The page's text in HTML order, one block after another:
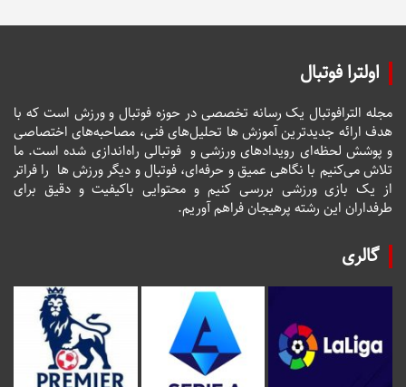
اولترا فوتبال
مجله الترافوتبال یک رسانه تخصصی در حوزه فوتبال و ورزش است که با
هدف ارائه جدیدترین آموزش ها تحلیل‌های فنی، مصاحبه‌های اختصاصی
و پوشش لحظه‌ای رویدادهای ورزشی و فوتبالی راه‌اندازی شده است. ما
تلاش می‌کنیم با نگاهی عمیق و حرفه‌ای، فوتبال و دیگر ورزش ها را فراتر
از یک بازی ورزشی بررسی کنیم و محتوایی باکیفیت و دقیق برای
طرفداران این رشته پرهیجان فراهم آوریم.
گالری